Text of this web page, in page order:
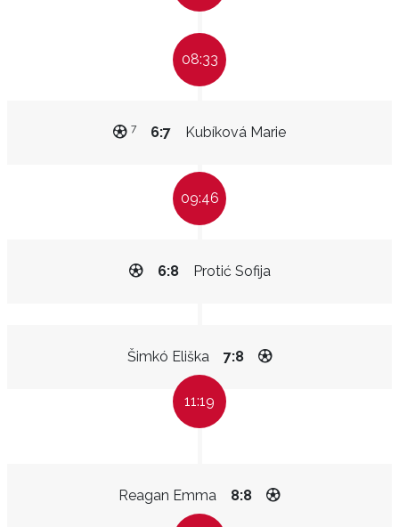
08:33
Kubíková Marie
6:7
7
09:46
Protić Sofija
6:8
Šimkó Eliška 7:8
11:19
Reagan Emma 8:8